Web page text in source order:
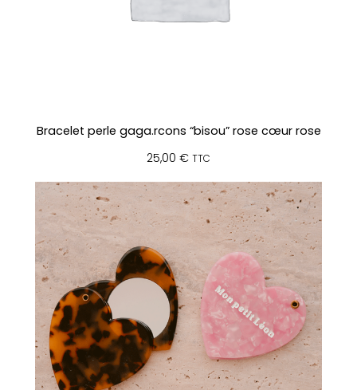
Bracelet perle gaga.rcons “bisou” rose cœur rose
25,00 € TTC